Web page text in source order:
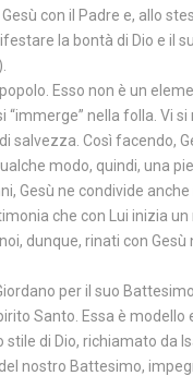
con il Padre e, allo
la bontà di Dio e il
Esso non è un
nella folla. Vi
salvezza. Così facendo,
modo, quindi, una
Gesù ne condivide
che con Lui inizia un
dunque, rinati con Gesù
per il suo
Santo. Essa è modello
di Dio, richiamato da
nostro Battesimo,